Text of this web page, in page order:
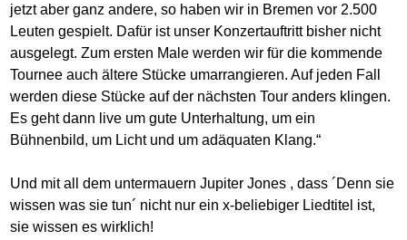
jetzt aber ganz andere, so haben wir in Bremen vor 2.500
Leuten gespielt. Dafür ist unser Konzertauftritt bisher nicht
ausgelegt. Zum ersten Male werden wir für die kommende
Tournee auch ältere Stücke umarrangieren. Auf jeden Fall
werden diese Stücke auf der nächsten Tour anders klingen.
Es geht dann live um gute Unterhaltung, um ein
Bühnenbild, um Licht und um adäquaten Klang.“
Und mit all dem untermauern Jupiter Jones , dass ´Denn sie
wissen was sie tun´ nicht nur ein x-beliebiger Liedtitel ist,
sie wissen es wirklich!